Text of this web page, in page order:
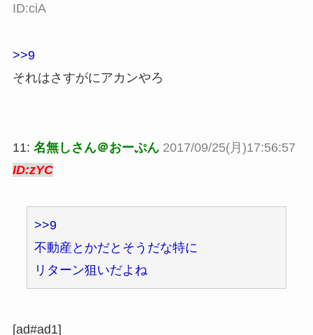
ID:ciA
>>9
それはさすがにアカンやろ
11: 名無しさん＠おーぷん 2017/09/25(月)17:56:57
ID:zYC
>>9
不動産とかだとそうだな特に
リターン狙いだよね
[ad#ad1]